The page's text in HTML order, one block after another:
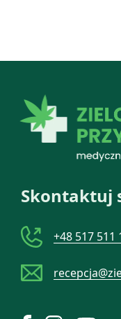
Skontaktuj
+48 517 511